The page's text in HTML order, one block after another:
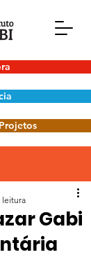
Gabi
leitura